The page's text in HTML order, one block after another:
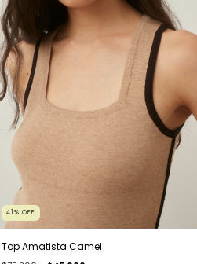
41 % OFF
Top Amatista Camel